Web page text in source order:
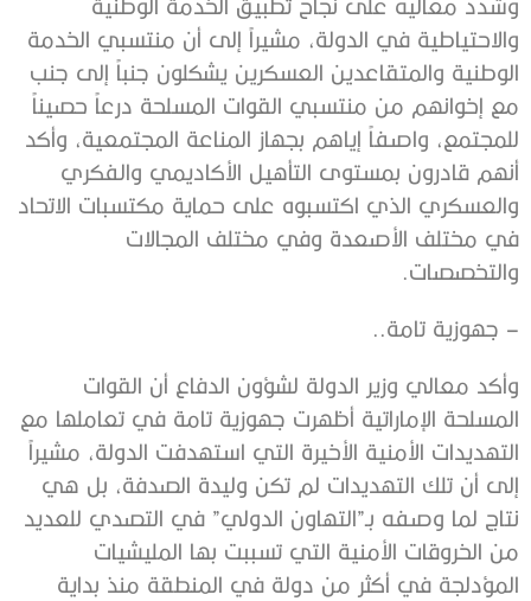
والاحتياطية في الدولة، مشيراً إلى أن منتسبي الخدمة
الوطنية والمتقاعدين العسكرين يشكلون جنباً إلى جنب
مع إخوانهم من منتسبي القوات المسلحة درعاً حصيناً
للمجتمع، واصفاً إياهم بجهاز المناعة المجتمعية، وأكد
أنهم قادرون بمستوى التأهيل الأكاديمي والفكري
والعسكري الذي اكتسبوه على حماية مكتسبات الاتحاد
في مختلف الأصعدة وفي مختلف المجالات
والتخصصات.
– جهوزية تامة..
وأكد معالي وزير الدولة لشؤون الدفاع أن القوات
المسلحة الإماراتية أظهرت جهوزية تامة في تعاملها مع
التهديدات الأمنية الأخيرة التي استهدفت الدولة، مشيراً
إلى أن تلك التهديدات لم تكن وليدة الصدفة، بل هي
نتاج لما وصفه بـ”التهاون الدولي” في التصدي للعديد
من الخروقات الأمنية التي تسببت بها المليشيات
المؤدلجة في أكثر من دولة في المنطقة منذ بداية